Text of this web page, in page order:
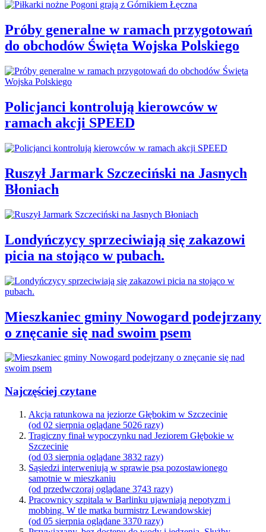
Próby generalne w ramach przygotowań
do obchodów Święta Wojska Polskiego
Policjanci kontrolują kierowców w
ramach akcji SPEED
Ruszył Jarmark Szczeciński na Jasnych
Błoniach
Londyńczycy sprzeciwiają się zakazowi
picia na stojąco w pubach.
Mieszkaniec gminy Nowogard podejrzany
o znęcanie się nad swoim psem
Najczęściej czytane
Akcja ratunkowa na jeziorze Głębokim w Szczecinie
(od 02 sierpnia oglądane 5026 razy)
Tragiczny finał wypoczynku nad Jeziorem Głębokie w
Szczecinie
(od 03 sierpnia oglądane 3832 razy)
Sąsiedzi interweniują w sprawie psa pozostawionego
samotnie w mieszkaniu
(od przedwczoraj oglądane 3743 razy)
Pracownicy szpitala w Barlinku ujawniają nepotyzm i
mobbing. W tle matka burmistrz Lewandowskiej
(od 05 sierpnia oglądane 3370 razy)